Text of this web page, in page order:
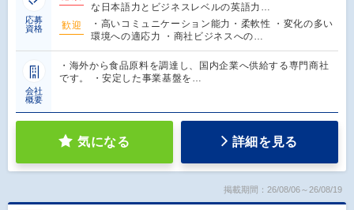
応募
資格
な日本語力とビジネスレベルの英語力…
歓迎
・高いコミュニケーション能力・柔軟性 ・変化の多い
環境への適応力 ・商社ビジネスへの…
会社
概要
・海外から食品原料を調達し、国内企業へ供給する専門商社
です。 ・安定した事業基盤を…
気になる 詳細を見る
掲載期間：26/08/06～26/08/19